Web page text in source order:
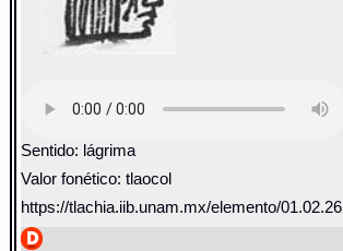
Sentido: lágrima
Valor fonético: tlaocol
https://tlachia.iib.unam.mx/elemento/01.02.26